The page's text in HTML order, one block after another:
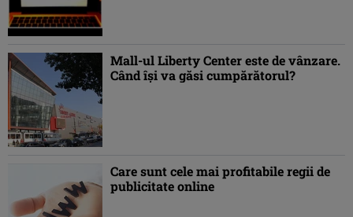
Mall-ul Liberty Center este de vânzare.
Când îşi va găsi cumpărătorul?
Care sunt cele mai profitabile regii de
publicitate online